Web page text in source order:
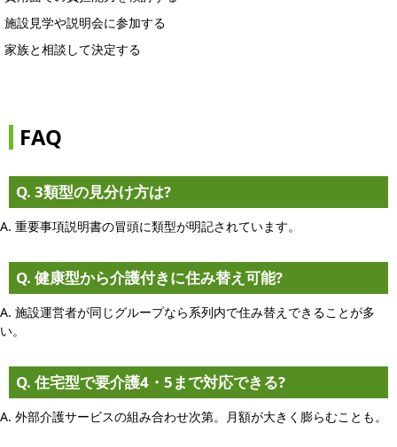
施設見学や説明会に参加する
家族と相談して決定する
FAQ
Q. 3類型の見分け方は?
A. 重要事項説明書の冒頭に類型が明記されています。
Q. 健康型から介護付きに住み替え可能?
A. 施設運営者が同じグループなら系列内で住み替えできることが多
い。
Q. 住宅型で要介護4・5まで対応できる?
A. 外部介護サービスの組み合わせ次第。月額が大きく膨らむことも。